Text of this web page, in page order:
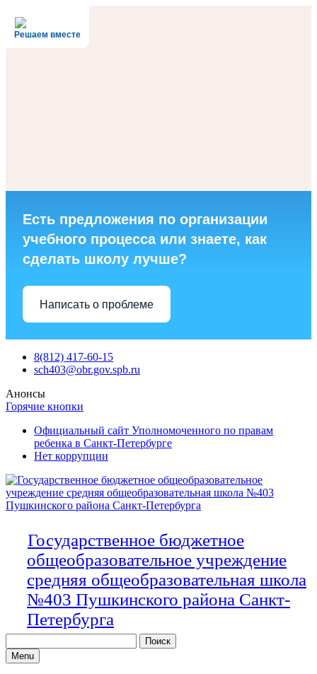
Решаем вместе
Есть предложения по организации
учебного процесса или знаете, как
сделать школу лучше?
Написать о проблеме
Skip
8(812) 417-60-15
sch403@obr.gov.spb.ru
Анонсы
Горячие кнопки
Официальный сайт Уполномоченного по правам
ребенка в Санкт-Петербурге
Нет коррупции
Государственное бюджетное
общеобразовательное учреждение
средняя общеобразовательная школа
№403 Пушкинского района Санкт-
Петербурга
for:Menu